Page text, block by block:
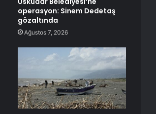
operasyon: Sinem Dedetaş
gözaltında
Ağustos 7, 2026